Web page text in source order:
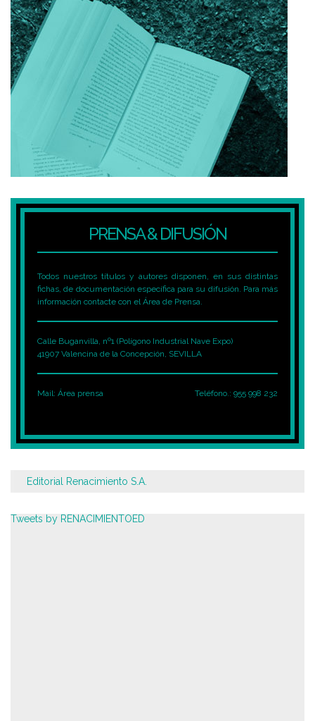
PRENSA & DIFUSIÓN
Todos nuestros títulos y autores disponen, en sus distintas
fichas, de documentación específica para su difusión. Para más
información contacte con el Área de Prensa.
Calle Buganvilla, nº1 (Polígono Industrial Nave Expo)
41907 Valencina de la Concepción, SEVILLA
Mail: Área prensa Teléfono.: 955 998 232
Editorial Renacimiento S.A.
Tweets by RENACIMIENTOED